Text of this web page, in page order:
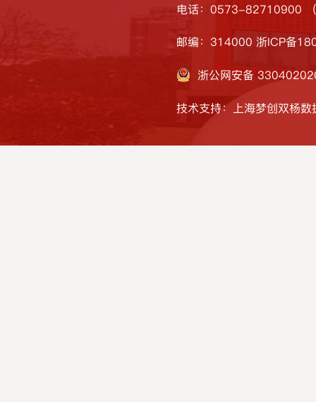
电话：0573-82710900
邮编：314000 浙ICP备
浙公网安备
技术支持：上海梦创双杨